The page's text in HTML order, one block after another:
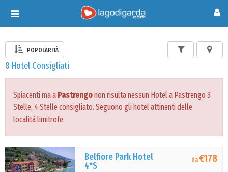
Toggle
navigation
POPOLARITÀ
8 Hotel Consigliati
Spiacenti ma a Pastrengonon risulta nessun Hotel a Pastrengo 3
Stelle, 4 Stelle consigliato. Seguono gli hotel attinenti delle
località limitrofe
Belfiore Park Hotel
4*S
da€178